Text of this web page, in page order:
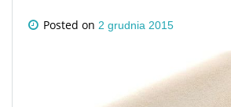
Posted on 2 grudnia 2015